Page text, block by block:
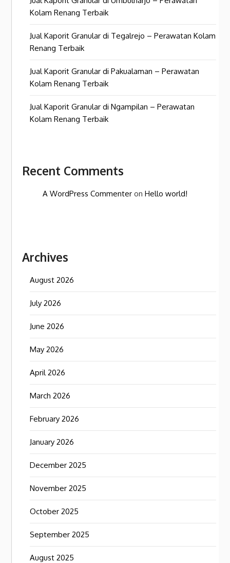
Kolam Renang Terbaik
Jual Kaporit Granular di Tegalrejo – Perawatan Kolam
Renang Terbaik
Jual Kaporit Granular di Pakualaman – Perawatan
Kolam Renang Terbaik
Jual Kaporit Granular di Ngampilan – Perawatan
Kolam Renang Terbaik
Recent Comments
A WordPress Commenter onHello world!
Archives
August 2026
July 2026
June 2026
May 2026
April 2026
March 2026
February 2026
January 2026
December 2025
November 2025
October 2025
September 2025
August 2025